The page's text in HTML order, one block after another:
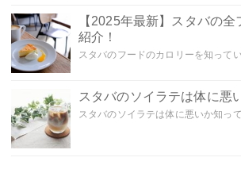
【2025年最新】スタバの
紹介！
スタバのフードのカロリーを知って
スタバのソイラテは体に悪
スタバのソイラテは体に悪いか知っ